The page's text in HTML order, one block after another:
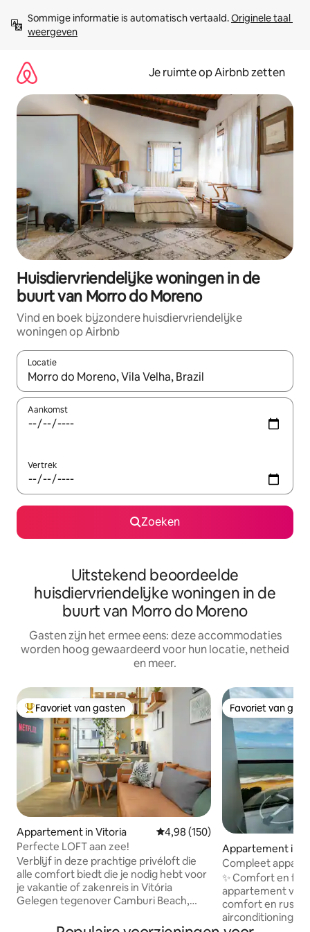
direct
naar
Sommige informatie is automatisch vertaald. Originele taal
weergeven
Je ruimte op Airbnb zetten
Huisdiervriendelijke woningen in de
buurt van Morro do Moreno
Vind en boek bijzondere huisdiervriendelijke
woningen op Airbnb
Locatie
Wanneer er suggesties beschikbaar zijn, maak je een keuze
Aankomst
Vertrek
Zoeken
Uitstekend beoordeelde
huisdiervriendelijke woningen in de
buurt van Morro do Moreno
Gasten zijn het ermee eens: deze accommodaties
worden hoog gewaardeerd voor hun locatie, netheid
en meer.
Topfavoriet van gasten
Favoriet van gasten
Appartement in Vitoria Gemiddelde beoordeling van
4,98 (150)
Perfecte LOFT aan zee!
Verblijf in deze prachtige privéloft die
alle comfort biedt die je nodig hebt voor
je vakantie of zakenreis in Vitória
Gelegen tegenover Camburi Beach,
luchthaven van Vitória (3 min) Met meer
Favoriet van
Favoriet van
Appartement in
parica
Compleet
zee! 6x zonder
✨ Comfort en
appartement
comfort en rust.
airconditioning,